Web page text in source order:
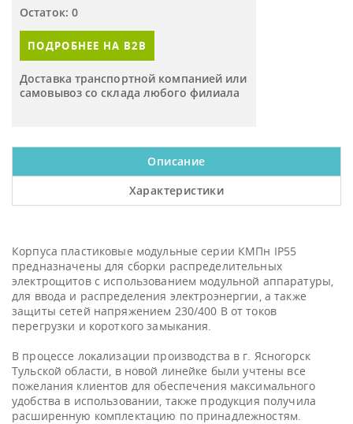
Остаток: 0
ПОДРОБНЕЕ НА B2B
Доставка транспортной компанией или
самовывоз со склада любого филиала
Описание
Характеристики
Корпуса пластиковые модульные серии КМПн IP55
предназначены для сборки распределительных
электрощитов с использованием модульной аппаратуры,
для ввода и распределения электроэнергии, а также
защиты сетей напряжением 230/400 В от токов
перегрузки и короткого замыкания.
В процессе локализации производства в г. Ясногорск
Тульской области, в новой линейке были учтены все
пожелания клиентов для обеспечения максимального
удобства в использовании, также продукция получила
расширенную комплектацию по принадлежностям.